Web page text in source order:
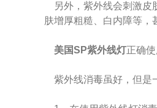
另外，紫外线会刺激皮
肤增厚粗糙、白内障等，
美国SP紫外线灯正确使
紫外线消毒虽好，但